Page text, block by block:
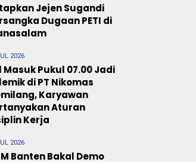
Jejen Sugandi
Dugaan PETI di
2026
Masuk Pukul 07.00 Jadi
di PT Nikomas
Karyawan
Aturan
Kerja
2026
Banten Bakal Demo